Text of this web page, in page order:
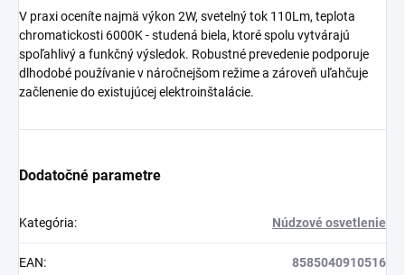
V praxi oceníte najmä výkon 2W, svetelný tok 110Lm, teplota
chromatickosti 6000K - studená biela, ktoré spolu vytvárajú
spoľahlivý a funkčný výsledok. Robustné prevedenie podporuje
dlhodobé používanie v náročnejšom režime a zároveň uľahčuje
začlenenie do existujúcej elektroinštalácie.
Dodatočné parametre
Kategória: Núdzové osvetlenie
EAN: 8585040910516